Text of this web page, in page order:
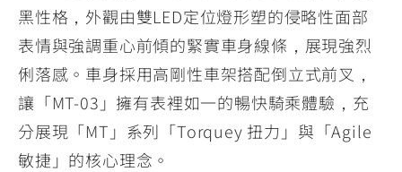
黑性格，外觀由雙LED定位燈形塑的侵略性面部
表情與強調重心前傾的緊實車身線條，展現強烈
俐落感。車身採用高剛性車架搭配倒立式前叉，
讓「MT-03」擁有表裡如一的暢快騎乘體驗，充
分展現「MT」系列「Torquey 扭力」與「Agile
敏捷」的核心理念。